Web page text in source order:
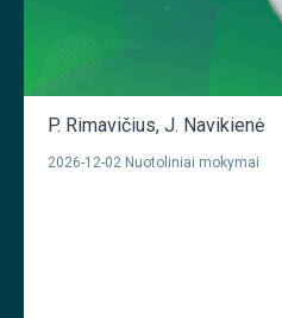
P. Rimavičius, J. Navikienė
2026-12-02 Nuotoliniai mokymai